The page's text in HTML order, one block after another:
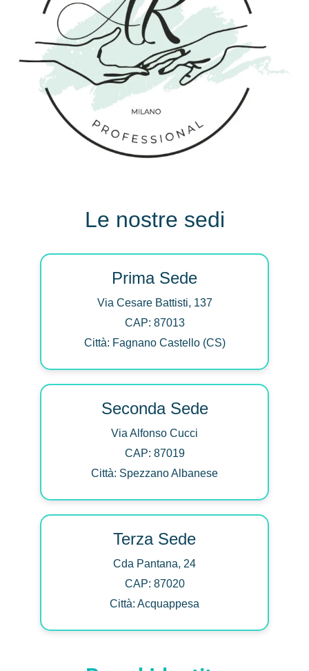
Le nostre sedi
Prima Sede
Via Cesare Battisti, 137
CAP: 87013
Città: Fagnano Castello (CS)
Seconda Sede
Via Alfonso Cucci
CAP: 87019
Città: Spezzano Albanese
Terza Sede
Cda Pantana, 24
CAP: 87020
Città: Acquappesa